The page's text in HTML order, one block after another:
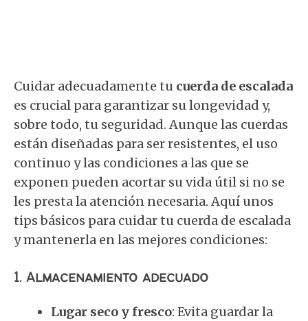
Cuidar adecuadamente tu cuerda de escalada
es crucial para garantizar su longevidad y,
sobre todo, tu seguridad. Aunque las cuerdas
están diseñadas para ser resistentes, el uso
continuo y las condiciones a las que se
exponen pueden acortar su vida útil si no se
les presta la atención necesaria. Aquí unos
tips básicos para cuidar tu cuerda de escalada
y mantenerla en las mejores condiciones:
1. Almacenamiento adecuado
Lugar seco y fresco: Evita guardar la